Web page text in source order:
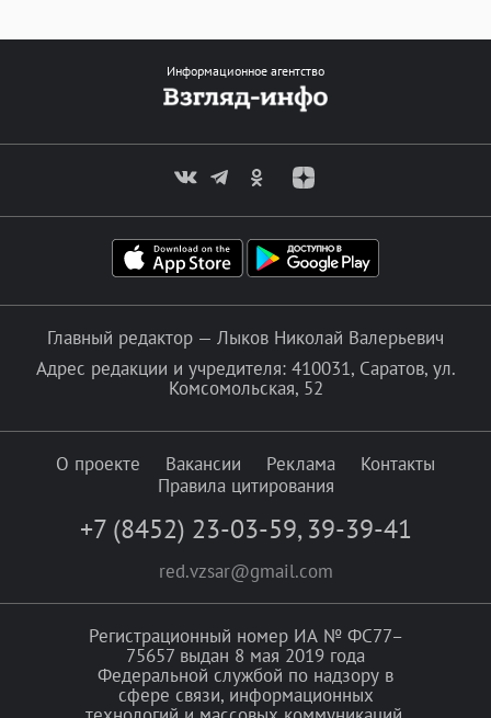
Информационное агентство
Главный редактор — Лыков Николай Валерьевич
Адрес редакции и учредителя: 410031, Саратов, ул.
Комсомольская, 52
О проекте Вакансии Реклама
Контакты
Правила цитирования
+7 (8452) 23-03-59, 39-39-41
red.vzsar@gmail.com
Регистрационный номер ИА № ФС77–
75657 выдан 8 мая 2019 года
Федеральной службой по надзору в
сфере связи, информационных